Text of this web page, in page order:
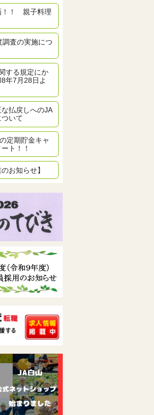
！！ 親子料理
調査の実施につ
する規定にか
年7月28日よ
払戻しへのJA
いて
定期貯金キャ
ト！！
お知らせ】